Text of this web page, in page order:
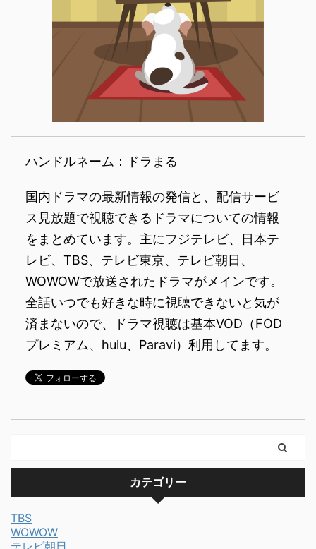
ハンドルネーム：ドラまる
国内ドラマの最新情報の発信と、配信サービ
ス見放題で視聴できるドラマについての情報
をまとめています。主にフジテレビ、日本テ
レビ、TBS、テレビ東京、テレビ朝日、
WOWOWで放送されたドラマがメインです。
全話いつでも好きな時に視聴できないと気が
済まないので、ドラマ視聴は基本VOD（FOD
プレミアム、hulu、Paravi）利用してます。
カテゴリー
TBS
WOWOW